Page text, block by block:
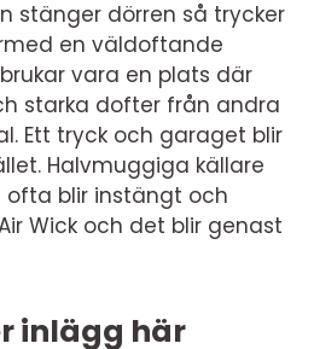
stänger dörren så trycker
en väldoftande
vara en plats där
starka dofter från andra
Ett tryck och garaget blir
Halvmuggiga källare
ofta blir instängt och
Wick och det blir genast
inlägg här